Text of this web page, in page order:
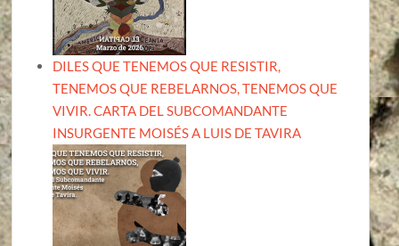
DILES QUE TENEMOS QUE RESISTIR,
TENEMOS QUE REBELARNOS, TENEMOS QUE
VIVIR. CARTA DEL SUBCOMANDANTE
INSURGENTE MOISÉS A LUIS DE TAVIRA